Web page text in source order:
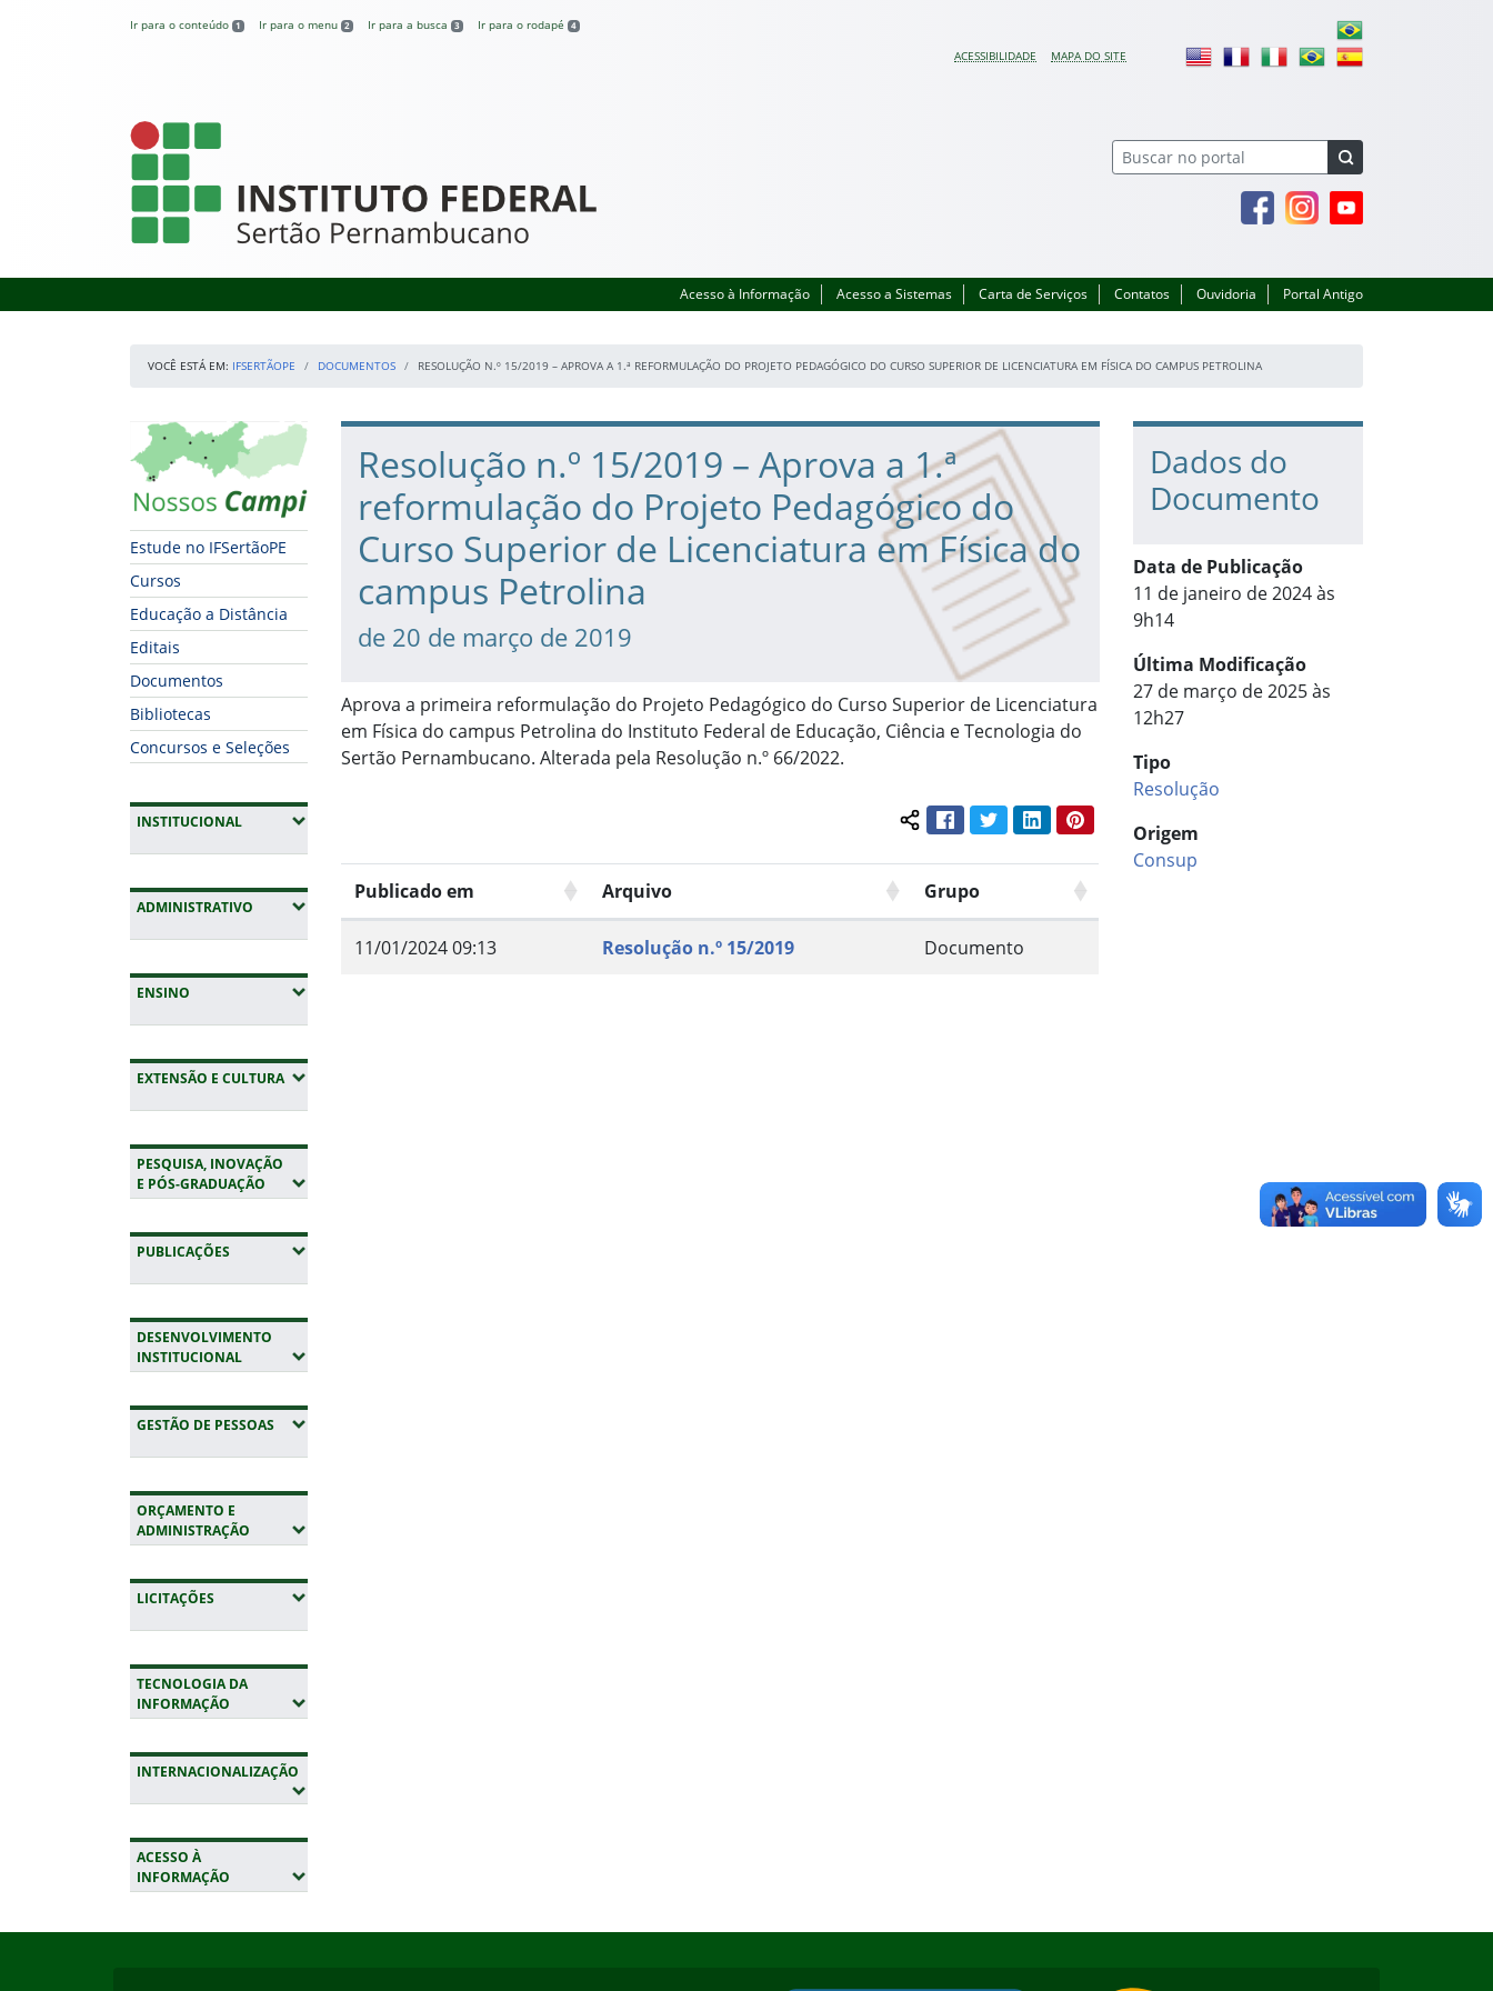
Ir para o conteúdo 1 Ir para o menu 2 Ir para a busca 3 Ir para o rodapé 4
ACESSIBILIDADE MAPA DO SITE
IFSertãoPE
FacebookInstagramYoutube
Acesso à Informação Acesso a Sistemas Carta de Serviços Contatos Ouvidoria Portal Antigo
VOCÊ ESTÁ EM: IFSERTÃOPE DOCUMENTOS RESOLUÇÃO N.º 15/2019 – APROVA A 1.ª REFORMULAÇÃO DO PROJETO PEDAGÓGICO DO CURSO SUPERIOR DE LICENCIATURA EM FÍSICA DO CAMPUS PETROLINA
Início da navegação
Mapa Campi
Estude no IFSertãoPE
Cursos
Educação a Distância
Editais
Documentos
Bibliotecas
Concursos e Seleções
INSTITUCIONAL(EXPANDIR SUBMENUS)
ADMINISTRATIVO (EXPANDIR SUBMENUS)
ENSINO (EXPANDIR SUBMENUS)
EXTENSÃO E CULTURA(EXPANDIR SUBMENUS)
PESQUISA, INOVAÇÃO
E PÓS-GRADUAÇÃO (EXPANDIR SUBMENUS)
PUBLICAÇÕES (EXPANDIR SUBMENUS)
DESENVOLVIMENTO
INSTITUCIONAL(EXPANDIR SUBMENUS)
GESTÃO DE PESSOAS (EXPANDIR SUBMENUS)
ORÇAMENTO E
ADMINISTRAÇÃO (EXPANDIR SUBMENUS)
LICITAÇÕES (EXPANDIR SUBMENUS)
TECNOLOGIA DA
INFORMAÇÃO (EXPANDIR SUBMENUS)
INTERNACIONALIZAÇÃO
ACESSO À
INFORMAÇÃO (EXPANDIR SUBMENUS)
Início do conteúdo
Resolução n.º 15/2019 – Aprova a 1.ª
reformulação do Projeto Pedagógico do
Curso Superior de Licenciatura em Física do
campus Petrolina
de 20 de março de 2019
Aprova a primeira reformulação do Projeto Pedagógico do Curso Superior de Licenciatura
em Física do campus Petrolina do Instituto Federal de Educação, Ciência e Tecnologia do
Sertão Pernambucano. Alterada pela Resolução n.º 66/2022.
Compartilhar conteúdo:
FacebookTwitterLinkedInPinterest
Publicado em Arquivo Grupo
11/01/2024 09:13 Resolução n.º 15/2019 Documento
Dados do
Documento
Data de Publicação
11 de janeiro de 2024 às
9h14
Última Modificação
27 de março de 2025 às
12h27
Tipo
Resolução
Origem
Consup